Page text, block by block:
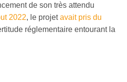
de son très attendu
2022, le projetavait pris du
réglementaire entourant la